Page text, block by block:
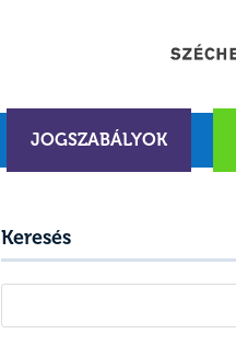
JOGSZABÁLYOK
Keresés